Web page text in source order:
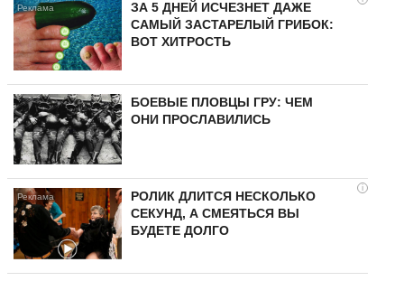
ЗА 5 ДНЕЙ ИСЧЕЗНЕТ ДАЖЕ
САМЫЙ ЗАСТАРЕЛЫЙ ГРИБОК:
ВОТ ХИТРОСТЬ
БОЕВЫЕ ПЛОВЦЫ ГРУ: ЧЕМ
ОНИ ПРОСЛАВИЛИСЬ
i
РОЛИК ДЛИТСЯ НЕСКОЛЬКО
СЕКУНД, А СМЕЯТЬСЯ ВЫ
БУДЕТЕ ДОЛГО